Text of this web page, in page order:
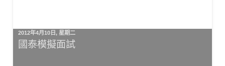
2012年4月10日, 星期二
國泰模擬面試